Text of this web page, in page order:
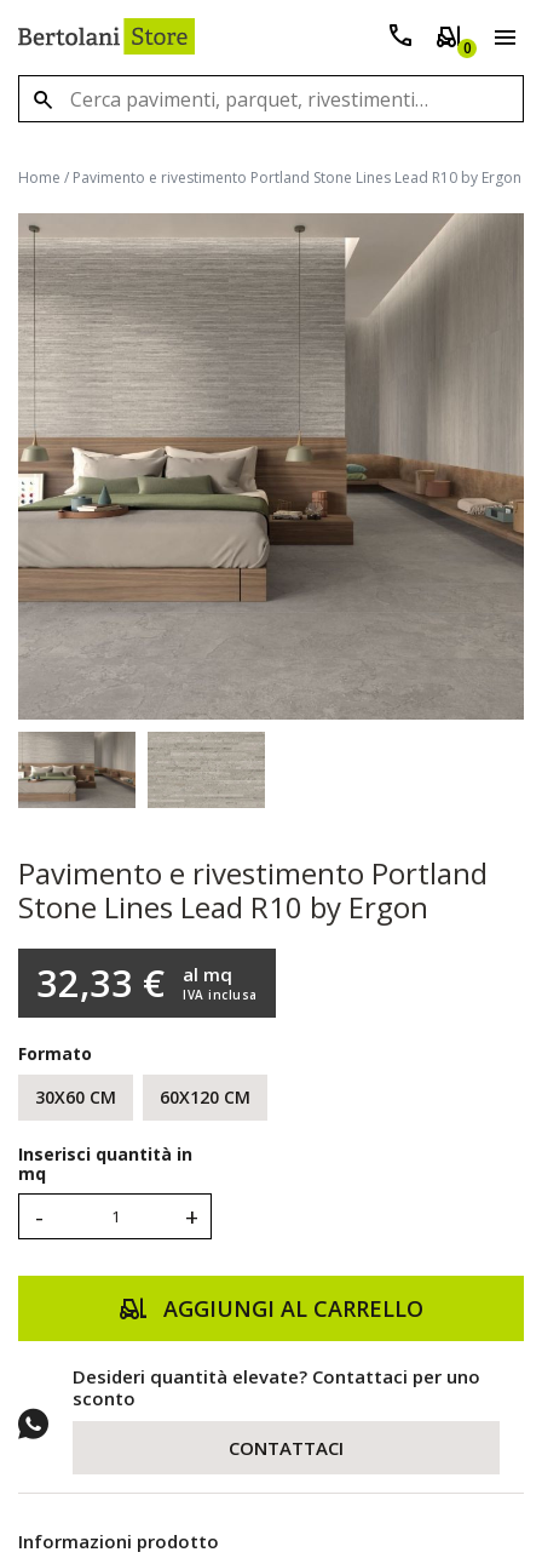
0
Home / Pavimento e rivestimento Portland Stone Lines Lead R10 by Ergon
Pavimento e rivestimento Portland
Stone Lines Lead R10 by Ergon
32,33 € IVA inclusa
al mq
Formato
30X60 CM
60X120 CM
Inserisci quantità in
mq
- +
AGGIUNGI AL CARRELLO
Desideri quantità elevate? Contattaci per uno
sconto
CONTATTACI
Informazioni prodotto